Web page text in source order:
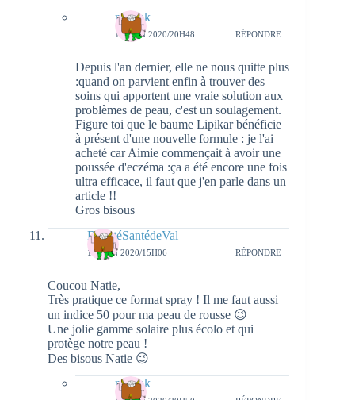
natieak
11 JUIN 2020/20H48 RÉPONDRE
Depuis l'an dernier, elle ne nous quitte plus
:quand on parvient enfin à trouver des
soins qui apportent une vraie solution aux
problèmes de peau, c'est un soulagement.
Figure toi que le baume Lipikar bénéficie
à présent d'une nouvelle formule : je l'ai
acheté car Aimie commençait à avoir une
poussée d'eczéma :ça a été encore une fois
ultra efficace, il faut que j'en parle dans un
article !!
Gros bisous
BeautéSantédeVal
11 JUIN 2020/15H06 RÉPONDRE
Coucou Natie,
Très pratique ce format spray ! Il me faut aussi
un indice 50 pour ma peau de rousse 😉
Une jolie gamme solaire plus écolo et qui
protège notre peau !
Des bisous Natie 😉
natieak